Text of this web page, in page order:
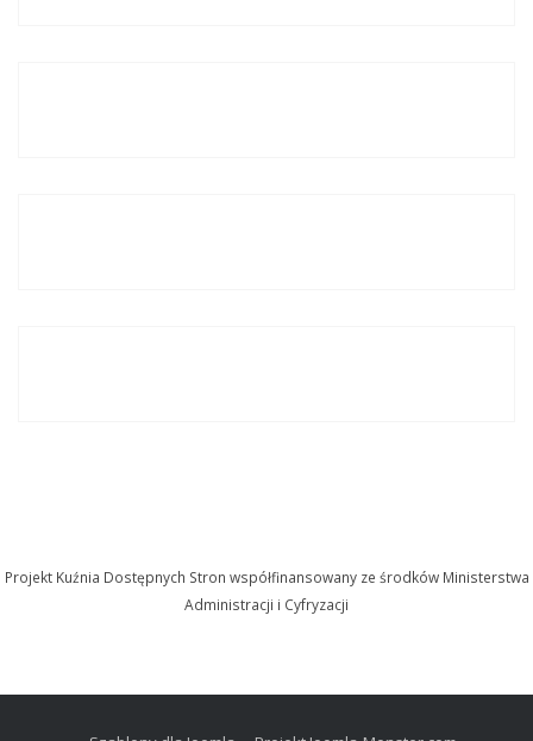
Projekt Kuźnia Dostępnych Stron współfinansowany ze środków Ministerstwa
Administracji i Cyfryzacji